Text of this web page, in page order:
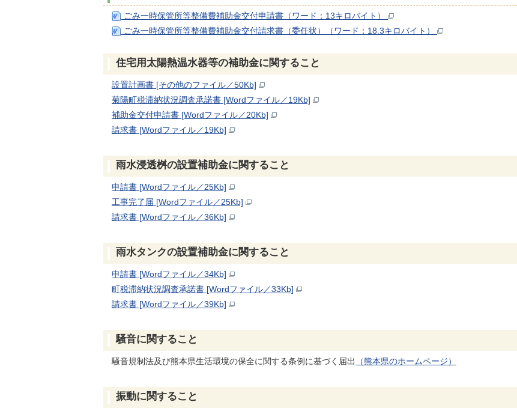
ごみ一時保管所等整備費補助金交付申請書（ワード：13キロバイト）
ごみ一時保管所等整備費補助金交付請求書（委任状）（ワード：18.3キロバイト）
住宅用太陽熱温水器等の補助金に関すること
設置計画書 [その他のファイル／50Kb]
菊陽町税滞納状況調査承諾書 [Wordファイル／19Kb]
補助金交付申請書 [Wordファイル／20Kb]
請求書 [Wordファイル／19Kb]
雨水浸透桝の設置補助金に関すること
申請書 [Wordファイル／25Kb]
工事完了届 [Wordファイル／25Kb]
請求書 [Wordファイル／36Kb]
雨水タンクの設置補助金に関すること
申請書 [Wordファイル／34Kb]
町税滞納状況調査承諾書 [Wordファイル／33Kb]
請求書 [Wordファイル／39Kb]
騒音に関すること
騒音規制法及び熊本県生活環境の保全に関する条例に基づく届出 （熊本県のホームページ）
振動に関すること